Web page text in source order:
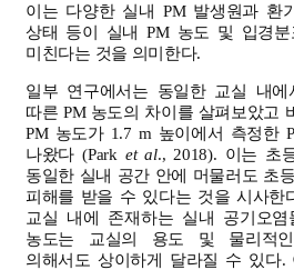
이는 다양한 실내 PM 발생원과 환
상태 등이 실내 PM 농도 및 입경
미친다는 것을 의미한다.
일부 연구에서는 동일한 교실 내에
따른 PM 농도의 차이를 살펴보았고
PM 농도가 1.7 m 높이에서 측정한
나왔다 (Park et al., 2018). 이는 초
동일한 실내 공간 안에 머물러도 초
피해를 받을 수 있다는 것을 시사한
교실 내에 존재하는 실내 공기오염
농도는 교실의 용도 및 물리적
의해서도 상이하게 달라질 수 있다.